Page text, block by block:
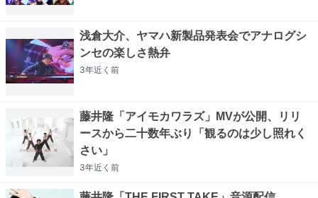
浅倉大介、ヤマハ新製品発表会でアナログシ
ンセの楽しさ熱弁
3年近く 前
藤井隆「アイモカワラズ」MVが公開、リリ
ースから二十数年ぶり「観るのは少し照れく
さい」
3年近く 前